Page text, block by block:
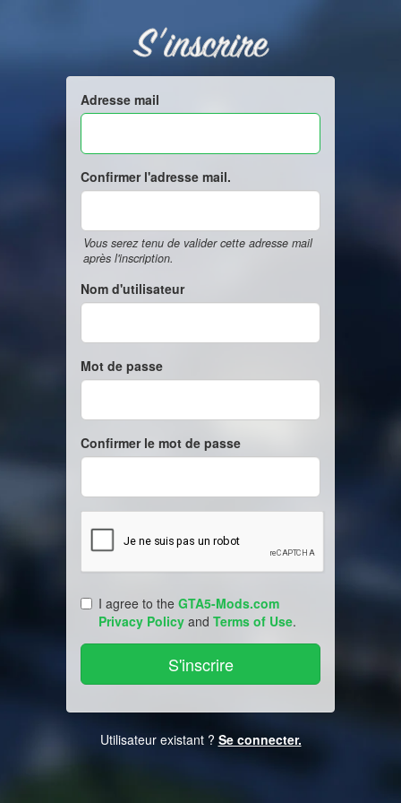
S'inscrire
Adresse mail
Confirmer l'adresse mail.
Vous serez tenu de valider cette adresse mail
après l'inscription.
Nom d'utilisateur
Mot de passe
Confirmer le mot de passe
I agree to the GTA5-Mods.com
Privacy Policy and Terms of Use.
Utilisateur existant ? Se connecter.